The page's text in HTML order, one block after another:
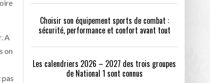
A
on
pas
Choisir son équipement sports de combat :
sécurité, performance et confort avant tout
Les calendriers 2026 – 2027 des trois groupes
de National 1 sont connus